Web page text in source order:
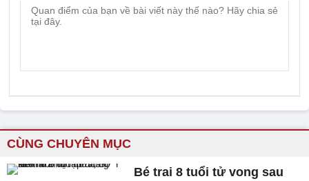
CÙNG CHUYÊN MỤC
Bé trai 8 tuổi tử vong sau